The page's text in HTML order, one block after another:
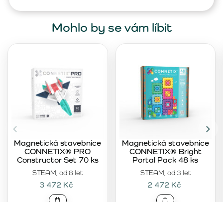
Mohlo by se vám líbit
STEAM, od 8 let
Magnetická stavebnice
CONNETIX® PRO
Constructor Set 70 ks
3 472 Kč
STEAM, od 3 let
Magnetická stavebnice
CONNETIX® Bright
Portal Pack 48 ks
2 472 Kč